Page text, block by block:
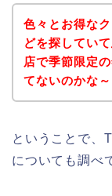
色々とお得な
どを探してい
店で季節限定
てないのかな～
ということで、
についても調べ